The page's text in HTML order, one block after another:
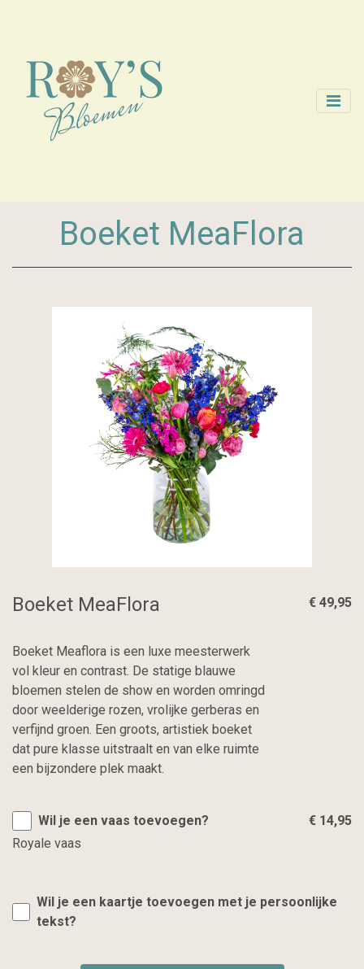
Boeket MeaFlora
Boeket MeaFlora
Boeket Meaflora is een luxe meesterwerk
vol kleur en contrast. De statige blauwe
bloemen stelen de show en worden omringd
door weelderige rozen, vrolijke gerberas en
verfijnd groen. Een groots, artistiek boeket
dat pure klasse uitstraalt en van elke ruimte
een bijzondere plek maakt.
€ 49,95
Wil je een vaas toevoegen?
Royale vaas
€ 14,95
Wil je een kaartje toevoegen met je persoonlijke
tekst?